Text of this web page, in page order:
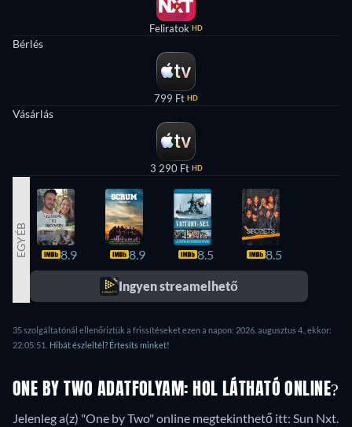
Feliratok HD
Bérlés
799 Ft HD
Vásárlás
3 290 Ft HD
EGYÉB 8.9 8.9 8.5 8.5
Ingyen streamelhető
35 szolgáltatónál ellenőriztük a frissítéseket ezen a napon: 2026. augusztus 4., ekkor:
22:05:51. Hibát észleltél? Értesíts minket!
ONE BY TWO ADATFOLYAM: HOL LÁTHATÓ ONLINE?
Jelenleg a(z) "One by Two" online megtekinthető itt: Sun Nxt.